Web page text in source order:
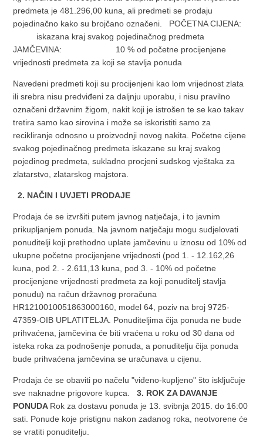
predmeta je 481.296,00 kuna, ali predmeti se prodaju
pojedinačno kako su brojčano označeni. POČETNA CIJENA:
iskazana kraj svakog pojedinačnog predmeta
JAMČEVINA: 10 % od početne procijenjene
vrijednosti predmeta za koji se stavlja ponuda
Navedeni predmeti koji su procijenjeni kao lom vrijednost zlata
ili srebra nisu predviđeni za daljnju uporabu, i nisu pravilno
označeni državnim žigom, nakit koji je istrošen te se kao takav
tretira samo kao sirovina i može se iskoristiti samo za
recikliranje odnosno u proizvodnji novog nakita. Početne cijene
svakog pojedinačnog predmeta iskazane su kraj svakog
pojedinog predmeta, sukladno procjeni sudskog vještaka za
zlatarstvo, zlatarskog majstora.
2. NAČIN I UVJETI PRODAJE
Prodaja će se izvršiti putem javnog natječaja, i to javnim
prikupljanjem ponuda. Na javnom natječaju mogu sudjelovati
ponuditelji koji prethodno uplate jamčevinu u iznosu od 10% od
ukupne početne procijenjene vrijednosti (pod 1. - 12.162,26
kuna, pod 2. - 2.611,13 kuna, pod 3. - 10% od početne
procijenjene vrijednosti predmeta za koji ponuditelj stavlja
ponudu) na račun državnog proračuna
HR1210010051863000160, model 64, poziv na broj 9725-
47359-OIB UPLATITELJA. Ponuditeljima čija ponuda ne bude
prihvaćena, jamčevina će biti vraćena u roku od 30 dana od
isteka roka za podnošenje ponuda, a ponuditelju čija ponuda
bude prihvaćena jamčevina se uračunava u cijenu.
Prodaja će se obaviti po načelu "viđeno-kupljeno" što isključuje
sve naknadne prigovore kupca.3. ROK ZA DAVANJE
PONUDA Rok za dostavu ponuda je 13. svibnja 2015. do 16:00
sati. Ponude koje pristignu nakon zadanog roka, neotvorene će
se vratiti ponuditelju.